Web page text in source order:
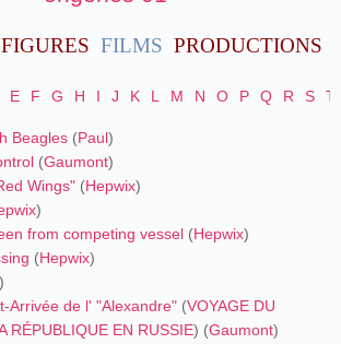
FIGURES FILMS PRODUCTIONS
E F G H I J K L M N O P Q R S T
Beagles (Paul)
(Gaumont)
Wings" (Hepwix)
)
from competing vessel (Hepwix)
(Hepwix)
)
Arrivée de l' "Alexandre" (VOYAGE DU
RÉPUBLIQUE EN RUSSIE) (Gaumont)